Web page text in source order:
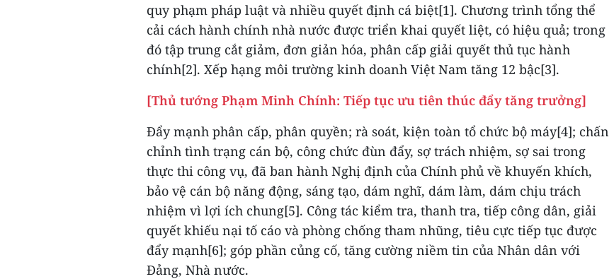
quy phạm pháp luật và nhiều quyết định cá biệt[1]. Chương trình tổng thể
cải cách hành chính nhà nước được triển khai quyết liệt, có hiệu quả; trong
đó tập trung cắt giảm, đơn giản hóa, phân cấp giải quyết thủ tục hành
chính[2]. Xếp hạng môi trường kinh doanh Việt Nam tăng 12 bậc[3].
[Thủ tướng Phạm Minh Chính: Tiếp tục ưu tiên thúc đẩy tăng trưởng]
Đẩy mạnh phân cấp, phân quyền; rà soát, kiện toàn tổ chức bộ máy[4]; chấn
chỉnh tình trạng cán bộ, công chức đùn đẩy, sợ trách nhiệm, sợ sai trong
thực thi công vụ, đã ban hành Nghị định của Chính phủ về khuyến khích,
bảo vệ cán bộ năng động, sáng tạo, dám nghĩ, dám làm, dám chịu trách
nhiệm vì lợi ích chung[5]. Công tác kiểm tra, thanh tra, tiếp công dân, giải
quyết khiếu nại tố cáo và phòng chống tham nhũng, tiêu cực tiếp tục được
đẩy mạnh[6]; góp phần củng cố, tăng cường niềm tin của Nhân dân với
Đảng, Nhà nước.